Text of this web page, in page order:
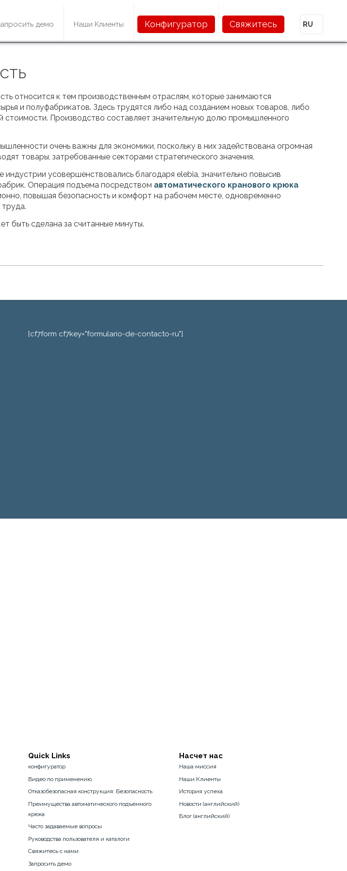
демо Наши Kлиенты Конфигуратор Свяжитесь
относится к тем производственным отраслям, которые занимаются
и полуфабрикатов. Здесь трудятся либо над созданием новых товаров, либо
стоимости. Производство составляет значительную долю промышленного
очень важны для экономики, поскольку в них задействована огромная
товары, затребованные секторами стратегического значения.
усовершенствовались благодаря elebia, значительно повысив
Операция подъема посредством автоматического кранового крюка
повышая безопасность и комфорт на рабочем месте, одновременно
труда.
быть сделана за считанные минуты.
[cf7form cf7key="formulario-de-contacto-ru"]
Quick Links
конфигуратор
Видео по применению
Отказобезопасная конструкция: Безопасность
Преимущества автоматического подъемного
крюка
Часто задаваемые вопросы
Руководства пользователя и каталоги
Свяжитесь с нами
Запросить демо
Насчет нас
Наша миссия
Наши Kлиенты
История успеха
Новости (английский)
Блог (английский)